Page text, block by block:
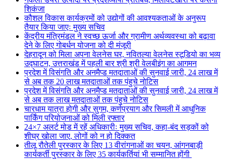
शिकंजा
कौशल विकास कार्यक्रमों को उद्योगों की आवश्यकताओं के अनुरूप
तैयार किया जाएः मुख्य सचिव
केंद्रीय मंत्रिमंडल ने स्वच्छ ऊर्जा और ग्रामीण अर्थव्यवस्था को बढ़ावा
देने के लिए गोबर्धन योजना को दी मंजूरी
देहरादून को मिला अपना वेलनेस घर, नवितल्या वेलनेस स्टूडियो का भव्य
उद्घाटन, उत्तराखंड में पहली बार श्री श्री वेलबीइंग का आगमन
प्रदेश में विसंगति और अनमैप्ड मतदाताओं की सुनवाई जारी, 24 लाख में
से अब तक 20 लाख मतदाताओं तक पंहुचे नोटिस
प्रदेश में विसंगति और अनमैप्ड मतदाताओं की सुनवाई जारी, 24 लाख में
से अब तक लाख मतदाताओं तक पंहुचे नोटिस
चारधाम यात्रा होगी और सुगम, कर्णप्रयाग और सिमली में आधुनिक
पार्किंग परियोजनाओं को मिली रफ्तार
24×7 अलर्ट मोड में रहें अधिकारीः मुख्य सचिव, कहा-बंद सड़कों को
शीघ्र खोला जाए, लोगों को न हो दिक्कत
तीलू रौतेली पुरस्कार के लिए 13 वीरांगनाओं का चयन, आंगनबाड़ी
कार्यकर्ती पुरस्कार के लिए 35 कार्यकर्तियां भी सम्मानित होंगी